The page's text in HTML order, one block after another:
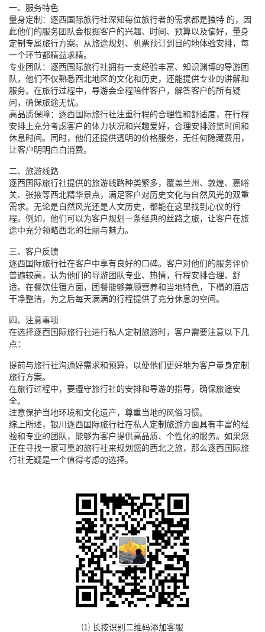
一、服务特色
量身定制：逐西国际旅行社深知每位旅行者的需求都是独特 的，因
此他们的服务团队会根据客户的兴趣、时间、预算以及偏好，量身
定制专属旅行方案。从旅途规划、机票预订到目的地体验安排，每
一个环节都精益求精。
专业团队：逐西国际旅行社拥有一支经验丰富、知识渊博的导游团
队，他们不仅熟悉西北地区的文化和历史，还能提供专业的讲解和
服务。在旅行过程中，导游会全程陪伴客户，解答客户的所有疑
问，确保旅途无忧。
高品质保障：逐西国际旅行社注重行程的合理性和舒适度，在行程
安排上充分考虑客户的体力状况和兴趣爱好，合理安排游览时间和
休息时间。同时，他们还提供透明的价格服务，无任何隐藏费用，
让客户明明白白消费。
二、旅游线路
逐西国际旅行社提供的旅游线路种类繁多，覆盖兰州、敦煌、嘉峪
关、张掖等西北精华景点，满足客户对历史文化与自然风光的双重
需求。无论是自然风光还是人文历史，都能在这里找到心仪的行
程。例如，他们可以为客户规划一条经典的丝路之旅，让客户在旅
途中充分领略西北的壮丽与魅力。
三、客户反馈
逐西国际旅行社在客户中享有良好的口碑。客户对他们的服务评价
普遍较高，认为他们的导游团队专业、热情，行程安排合理、舒
适。在餐饮住宿方面，团餐能够兼顾营养和当地特色，下榻的酒店
干净整洁，为之后每天满满的行程提供了充分休息的空间。
四、注意事项
在选择逐西国际旅行社进行私人定制旅游时，客户需要注意以下几
点：
提前与旅行社沟通好需求和预算，以便他们更好地为客户量身定制
旅行方案。
在旅行过程中，要遵守旅行社的安排和导游的指导，确保旅途安
全。
注意保护当地环境和文化遗产，尊重当地的风俗习惯。
综上所述，银川逐西国际旅行社在私人定制旅游方面具有丰富的经
验和专业的团队，能够为客户提供高品质、个性化的服务。如果您
正在寻找一家可靠的旅行社来规划您的西北之旅，那么逐西国际旅
行社无疑是一个值得考虑的选择。
⑴ 长按识别二维码添加客服